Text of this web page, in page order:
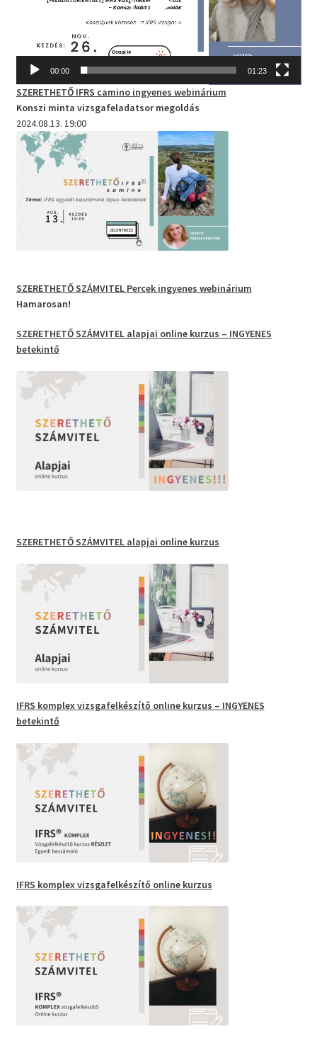
00:00 01:23
SZERETHETŐ IFRS camino ingyenes webinárium
Konszi minta vizsgafeladatsor megoldás
2024.08.13. 19:00
SZERETHETŐ SZÁMVITEL Percek ingyenes webinárium
Hamarosan!
SZERETHETŐ SZÁMVITEL alapjai online kurzus – INGYENES
betekintő
SZERETHETŐ SZÁMVITEL alapjai online kurzus
IFRS komplex vizsgafelkészítő online kurzus – INGYENES
betekintő
IFRS komplex vizsgafelkészítő online kurzus